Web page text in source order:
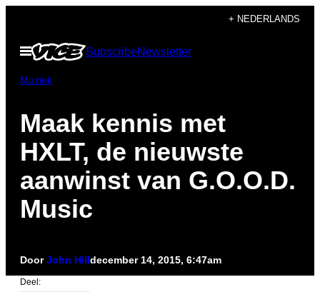
de
inhoud
+ NEDERLANDS
Open
menu
SubscribeNewsletter
Muziek
Maak kennis met
HXLT, de nieuwste
aanwinst van G.O.O.D.
Music
DoorJohn Hilldecember 14, 2015, 6:47am
Deel: